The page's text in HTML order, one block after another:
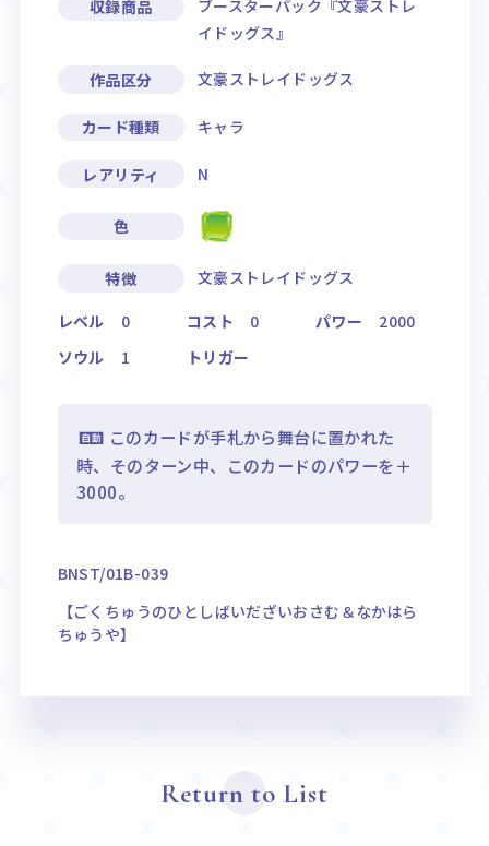
収録商品
ブースターパック『文豪ストレ
イドッグス』
作品区分 文豪ストレイドッグス
カード種類 キャラ
レアリティ N
色
特徴
文豪ストレイドッグス
レベル
0 コスト 0 パワー
2000
ソウル
1 トリガー
このカードが手札から舞台に置かれた
時、そのターン中、このカードのパワーを＋
3000。
BNST/01B-039
【ごくちゅうのひとしばいだざいおさむ＆なかはら
ちゅうや】
Return to List